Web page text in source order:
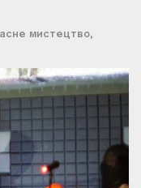
мистецтво,